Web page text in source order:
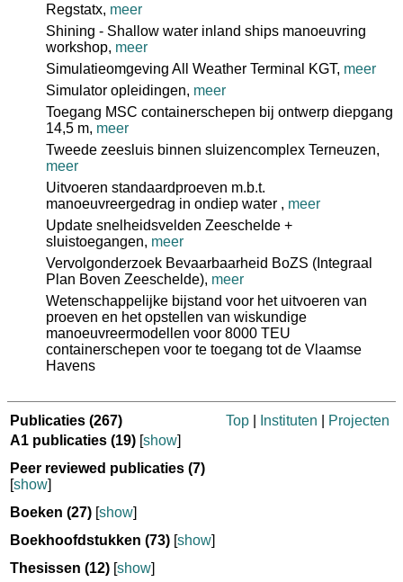
Regstatx, meer
Shining - Shallow water inland ships manoeuvring
workshop, meer
Simulatieomgeving All Weather Terminal KGT, meer
Simulator opleidingen, meer
Toegang MSC containerschepen bij ontwerp diepgang
14,5 m, meer
Tweede zeesluis binnen sluizencomplex Terneuzen,
meer
Uitvoeren standaardproeven m.b.t.
manoeuvreergedrag in ondiep water , meer
Update snelheidsvelden Zeeschelde +
sluistoegangen, meer
Vervolgonderzoek Bevaarbaarheid BoZS (Integraal
Plan Boven Zeeschelde), meer
Wetenschappelijke bijstand voor het uitvoeren van
proeven en het opstellen van wiskundige
manoeuvreermodellen voor 8000 TEU
containerschepen voor te toegang tot de Vlaamse
Havens
Publicaties (267) Top Instituten
Projecten
A1 publicaties (19) [show]
Peer reviewed publicaties (7)
[show]
Boeken (27) [show]
Boekhoofdstukken (73) [show]
Thesissen (12) [show]